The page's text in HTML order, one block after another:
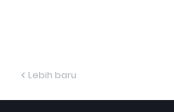
Lebih baru